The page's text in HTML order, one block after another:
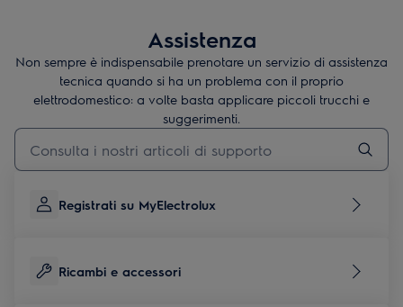
Assistenza
Non sempre è indispensabile prenotare un servizio di assistenza
tecnica quando si ha un problema con il proprio
elettrodomestico: a volte basta applicare piccoli trucchi e
suggerimenti.
Digita per cercare articoli di supporto
Registrati su MyElectrolux
Ricambi e accessori